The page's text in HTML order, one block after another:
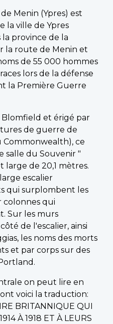
Menin (Ypres) est
la ville de Ypres
province de la
la route de Menin et
de 55 000 hommes
lors de la défense
la Première Guerre
Blomfield et érigé par
de guerre de
Commonwealth), ce
salle du Souvenir "
large de 20,1 mètres.
escalier
qui surplombent les
colonnes qui
Sur les murs
de l'escalier, ainsi
les noms des morts
et par corps sur des
on peut lire en
voici la traduction:
BRITANNIQUE QUI
À 1918 ET À LEURS